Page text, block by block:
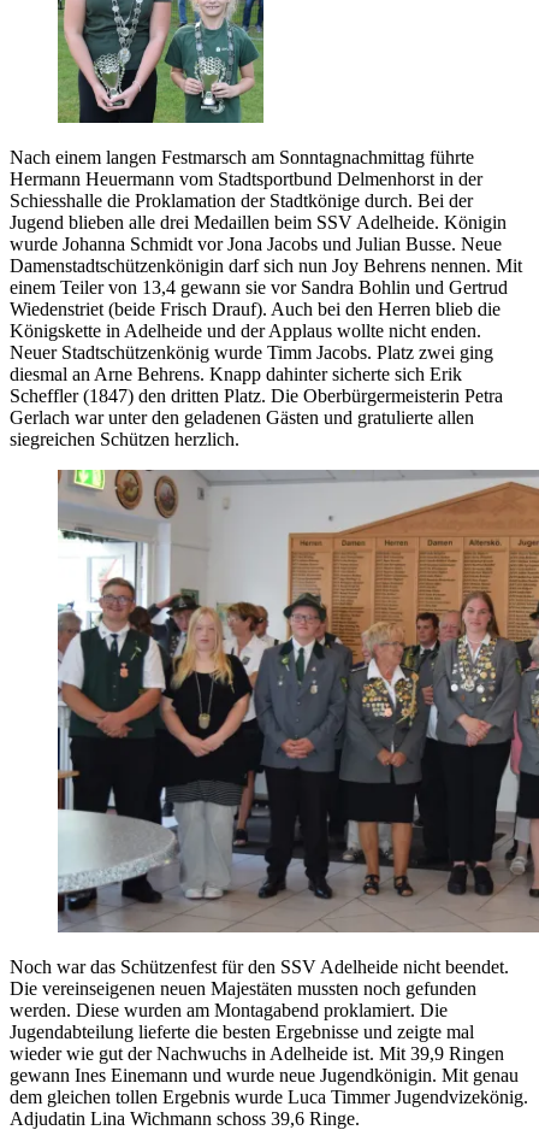
Nach einem langen Festmarsch am Sonntagnachmittag führte
Hermann Heuermann vom Stadtsportbund Delmenhorst in der
Schiesshalle die Proklamation der Stadtkönige durch. Bei der
Jugend blieben alle drei Medaillen beim SSV Adelheide. Königin
wurde Johanna Schmidt vor Jona Jacobs und Julian Busse. Neue
Damenstadtschützenkönigin darf sich nun Joy Behrens nennen. Mit
einem Teiler von 13,4 gewann sie vor Sandra Bohlin und Gertrud
Wiedenstriet (beide Frisch Drauf). Auch bei den Herren blieb die
Königskette in Adelheide und der Applaus wollte nicht enden.
Neuer Stadtschützenkönig wurde Timm Jacobs. Platz zwei ging
diesmal an Arne Behrens. Knapp dahinter sicherte sich Erik
Scheffler (1847) den dritten Platz. Die Oberbürgermeisterin Petra
Gerlach war unter den geladenen Gästen und gratulierte allen
siegreichen Schützen herzlich.
Noch war das Schützenfest für den SSV Adelheide nicht beendet.
Die vereinseigenen neuen Majestäten mussten noch gefunden
werden. Diese wurden am Montagabend proklamiert. Die
Jugendabteilung lieferte die besten Ergebnisse und zeigte mal
wieder wie gut der Nachwuchs in Adelheide ist. Mit 39,9 Ringen
gewann Ines Einemann und wurde neue Jugendkönigin. Mit genau
dem gleichen tollen Ergebnis wurde Luca Timmer Jugendvizekönig.
Adjudatin Lina Wichmann schoss 39,6 Ringe.